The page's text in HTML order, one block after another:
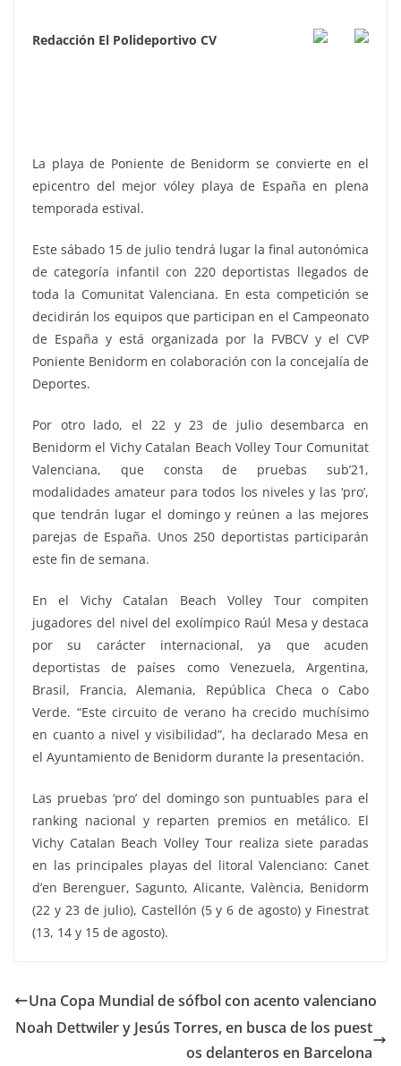
Redacción El Polideportivo CV
La playa de Poniente de Benidorm se convierte en el
epicentro del mejor vóley playa de España en plena
temporada estival.
Este sábado 15 de julio tendrá lugar la final autonómica
de categoría infantil con 220 deportistas llegados de
toda la Comunitat Valenciana. En esta competición se
decidirán los equipos que participan en el Campeonato
de España y está organizada por la FVBCV y el CVP
Poniente Benidorm en colaboración con la concejalía de
Deportes.
Por otro lado, el 22 y 23 de julio desembarca en
Benidorm el Vichy Catalan Beach Volley Tour Comunitat
Valenciana, que consta de pruebas sub’21,
modalidades amateur para todos los niveles y las ‘pro’,
que tendrán lugar el domingo y reúnen a las mejores
parejas de España. Unos 250 deportistas participarán
este fin de semana.
En el Vichy Catalan Beach Volley Tour compiten
jugadores del nivel del exolímpico Raúl Mesa y destaca
por su carácter internacional, ya que acuden
deportistas de países como Venezuela, Argentina,
Brasil, Francia, Alemania, República Checa o Cabo
Verde. “Este circuito de verano ha crecido muchísimo
en cuanto a nivel y visibilidad”, ha declarado Mesa en
el Ayuntamiento de Benidorm durante la presentación.
Las pruebas ‘pro’ del domingo son puntuables para el
ranking nacional y reparten premios en metálico. El
Vichy Catalan Beach Volley Tour realiza siete paradas
en las principales playas del litoral Valenciano: Canet
d’en Berenguer, Sagunto, Alicante, València, Benidorm
(22 y 23 de julio), Castellón (5 y 6 de agosto) y Finestrat
(13, 14 y 15 de agosto).
Una Copa Mundial de sófbol con acento valenciano
Noah Dettwiler y Jesús Torres, en busca de los puest
os delanteros en Barcelona